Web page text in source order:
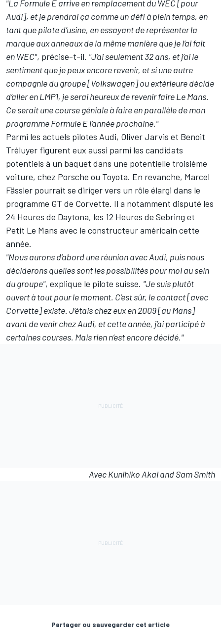
"La Formule E arrive en remplacement du WEC [pour
Audi], et je prendrai ça comme un défi à plein temps, en
tant que pilote d’usine, en essayant de représenter la
marque aux anneaux de la même manière que je l’ai fait
en WEC", précise-t-il. "J’ai seulement 32 ans, et j’ai le
sentiment que je peux encore revenir, et si une autre
compagnie du groupe [Volkswagen] ou extérieure décide
d’aller en LMP1, je serai heureux de revenir faire Le Mans.
Ce serait une course géniale à faire en parallèle de mon
programme Formule E l’année prochaine."
Parmi les actuels pilotes Audi, Oliver Jarvis et Benoit
Tréluyer figurent eux aussi parmi les candidats
potentiels à un baquet dans une potentielle troisième
voiture, chez Porsche ou Toyota. En revanche, Marcel
Fässler pourrait se diriger vers un rôle élargi dans le
programme GT de Corvette. Il a notamment disputé les
24 Heures de Daytona, les 12 Heures de Sebring et
Petit Le Mans avec le constructeur américain cette
année.
"Nous aurons d’abord une réunion avec Audi, puis nous
déciderons quelles sont les possibilités pour moi au sein
du groupe", explique le pilote suisse. "Je suis plutôt
ouvert à tout pour le moment. C’est sûr, le contact [avec
Corvette] existe. J’étais chez eux en 2009 [au Mans]
avant de venir chez Audi, et cette année, j’ai participé à
certaines courses. Mais rien n’est encore décidé."
Avec Kunihiko Akai and Sam Smith
Partager ou sauvegarder cet article